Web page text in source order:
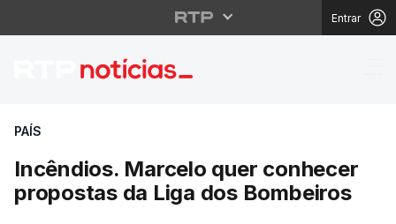
Entrar
Incêndios. Marcelo
PAÍS
Incêndios. Marcelo quer conhecer
propostas da Liga dos Bombeiros